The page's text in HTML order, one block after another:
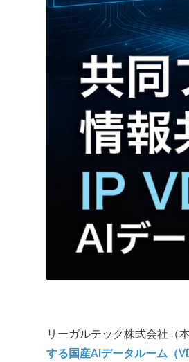
リーガルテック株式会社（
する国産AIデータルーム（